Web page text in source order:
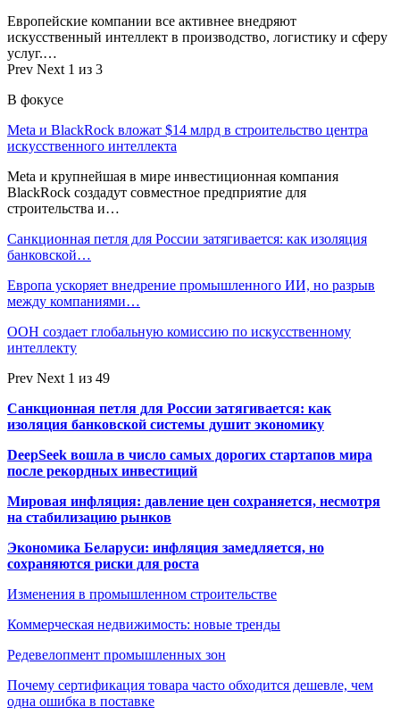
Европейские компании все активнее внедряют
искусственный интеллект в производство, логистику и сферу
услуг.…
Prev Next 1 из 3
В фокусе
Meta и BlackRock вложат $14 млрд в строительство центра
искусственного интеллекта
Meta и крупнейшая в мире инвестиционная компания
BlackRock создадут совместное предприятие для
строительства и…
Санкционная петля для России затягивается: как изоляция
банковской…
Европа ускоряет внедрение промышленного ИИ, но разрыв
между компаниями…
ООН создает глобальную комиссию по искусственному
интеллекту
Prev Next 1 из 49
Санкционная петля для России затягивается: как
изоляция банковской системы душит экономику
DeepSeek вошла в число самых дорогих стартапов мира
после рекордных инвестиций
Мировая инфляция: давление цен сохраняется, несмотря
на стабилизацию рынков
Экономика Беларуси: инфляция замедляется, но
сохраняются риски для роста
Изменения в промышленном строительстве
Коммерческая недвижимость: новые тренды
Редевелопмент промышленных зон
Почему сертификация товара часто обходится дешевле, чем
одна ошибка в поставке